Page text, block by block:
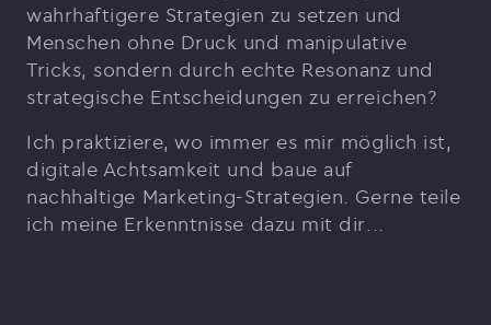
wahrhaftigere Strategien zu setzen und
Menschen ohne Druck und manipulative
Tricks, sondern durch echte Resonanz und
strategische Entscheidungen zu erreichen?
Ich praktiziere, wo immer es mir möglich ist,
digitale Achtsamkeit und baue auf
nachhaltige Marketing-Strategien. Gerne teile
ich meine Erkenntnisse dazu mit dir...